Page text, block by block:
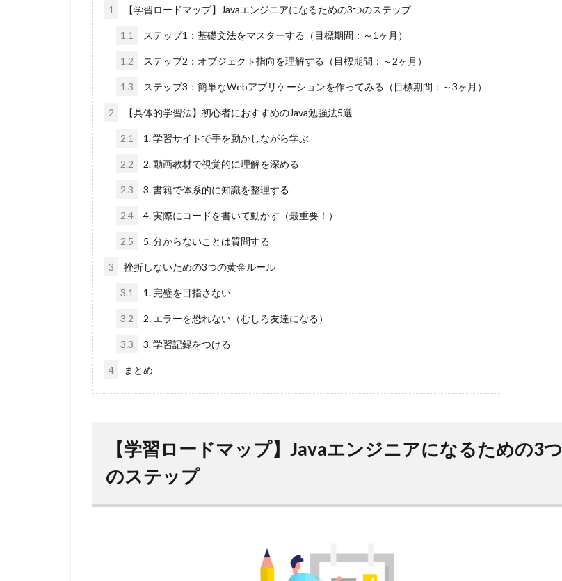
1 【学習ロードマップ】Javaエンジニアになるための3つのステップ
1.1 ステップ1：基礎文法をマスターする（目標期間：～1ヶ月）
1.2 ステップ2：オブジェクト指向を理解する（目標期間：～2ヶ月）
1.3 ステップ3：簡単なWebアプリケーションを作ってみる（目標期間：～3ヶ月）
2 【具体的学習法】初心者におすすめのJava勉強法5選
2.1 1. 学習サイトで手を動かしながら学ぶ
2.2 2. 動画教材で視覚的に理解を深める
2.3 3. 書籍で体系的に知識を整理する
2.4 4. 実際にコードを書いて動かす（最重要！）
2.5 5. 分からないことは質問する
3 挫折しないための3つの黄金ルール
3.1 1. 完璧を目指さない
3.2 2. エラーを恐れない（むしろ友達になる）
3.3 3. 学習記録をつける
4 まとめ
【学習ロードマップ】Javaエンジニアになるための3つ
のステップ